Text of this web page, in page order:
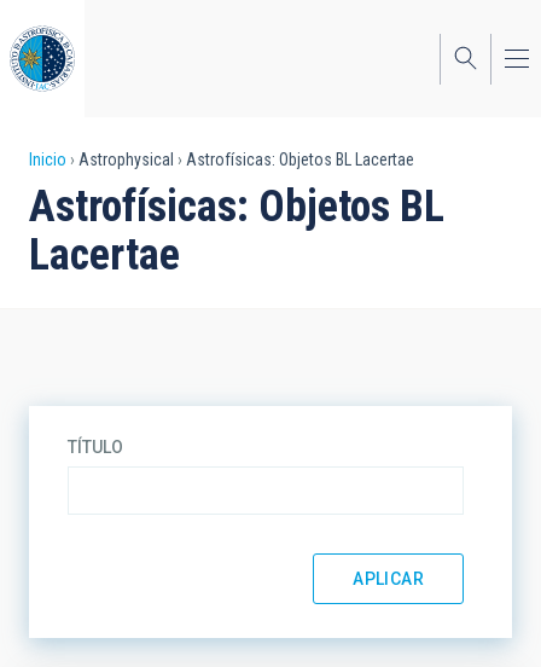
al
contenido
principal
Sobrescribir
enlaces
de
Inicio Astrophysical Astrofísicas: Objetos BL Lacertae
Astrofísicas: Objetos BL
Lacertae
TÍTULO